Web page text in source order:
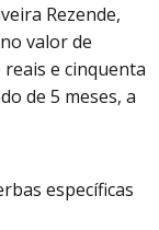
Rezende,
valor de
reais e cinquenta
de 5 meses, a
específicas